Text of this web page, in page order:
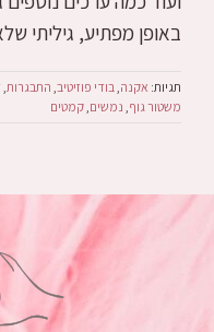
באופן מפתיע, גיליתי
תגיות: אקנה,בודי פוזיטיב, התבגרות,
משטור גוף, נמשים,קמטים